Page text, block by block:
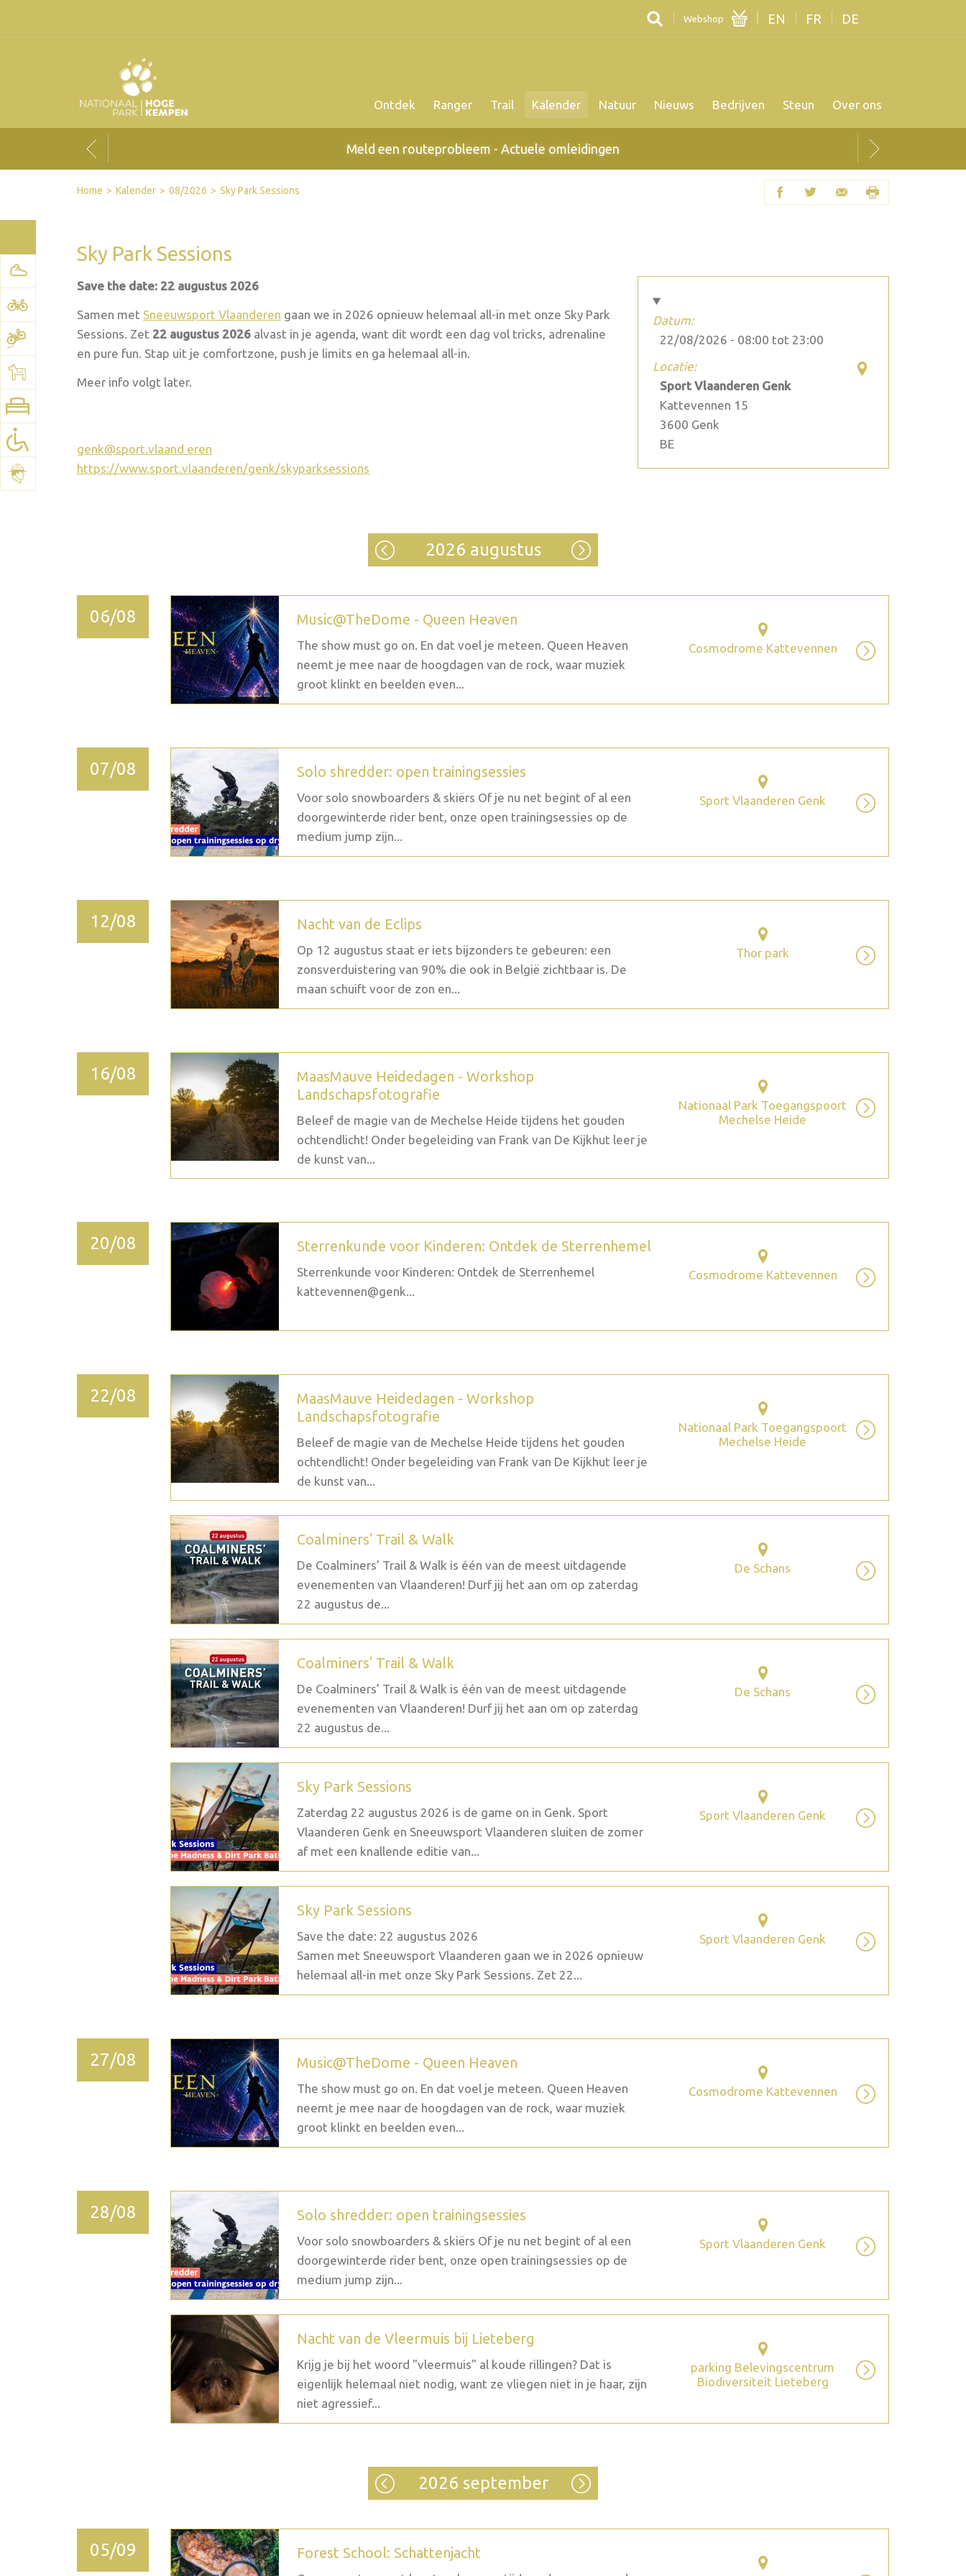
Webshop EN FR DE
Ontdek Ranger Trail Kalender Natuur Nieuws Bedrijven Steun Over ons
Meld een routeprobleem - Actuele omleidingen
FacebookTwitterSend by email
Printer-friendly version
Home Kalender 08/2026 Sky Park Sessions
Sky Park Sessions
Datum:
22/08/2026 - 08:00 tot 23:00
Locatie:
Sport Vlaanderen Genk
Kattevennen 15
3600 Genk
BE
Save the date: 22 augustus 2026
Samen met Sneeuwsport Vlaanderen gaan we in 2026 opnieuw helemaal all-in met onze Sky Park
Sessions. Zet 22 augustus 2026 alvast in je agenda, want dit wordt een dag vol tricks, adrenaline
en pure fun. Stap uit je comfortzone, push je limits en ga helemaal all-in.
Meer info volgt later.
genk@sport.vlaand eren
https://www.sport.vlaanderen/genk/skyparksessions
2026 augustus
06/08 Music@TheDome - Queen Heaven
The show must go on. En dat voel je meteen. Queen Heaven
neemt je mee naar de hoogdagen van de rock, waar muziek
groot klinkt en beelden even...
Cosmodrome Kattevennen
07/08 Solo shredder: open trainingsessies
Voor solo snowboarders & skiërs Of je nu net begint of al een
doorgewinterde rider bent, onze open trainingsessies op de
medium jump zijn...
Sport Vlaanderen Genk
12/08 Nacht van de Eclips
Op 12 augustus staat er iets bijzonders te gebeuren: een
zonsverduistering van 90% die ook in België zichtbaar is. De
maan schuift voor de zon en...
Thor park
16/08
MaasMauve Heidedagen - Workshop
Landschapsfotografie
Beleef de magie van de Mechelse Heide tijdens het gouden
ochtendlicht! Onder begeleiding van Frank van De Kijkhut leer je
de kunst van...
Nationaal Park Toegangspoort
Mechelse Heide
20/08 Sterrenkunde voor Kinderen: Ontdek de Sterrenhemel
Sterrenkunde voor Kinderen: Ontdek de Sterrenhemel
kattevennen@genk...
Cosmodrome Kattevennen
22/08
MaasMauve Heidedagen - Workshop
Landschapsfotografie
Beleef de magie van de Mechelse Heide tijdens het gouden
ochtendlicht! Onder begeleiding van Frank van De Kijkhut leer je
de kunst van...
Nationaal Park Toegangspoort
Mechelse Heide
Coalminers' Trail & Walk
De Coalminers’ Trail & Walk is één van de meest uitdagende
evenementen van Vlaanderen! Durf jij het aan om op zaterdag
22 augustus de...
De Schans
Coalminers' Trail & Walk
De Coalminers’ Trail & Walk is één van de meest uitdagende
evenementen van Vlaanderen! Durf jij het aan om op zaterdag
22 augustus de...
De Schans
Sky Park Sessions
Zaterdag 22 augustus 2026 is de game on in Genk. Sport
Vlaanderen Genk en Sneeuwsport Vlaanderen sluiten de zomer
af met een knallende editie van...
Sport Vlaanderen Genk
Sky Park Sessions
Save the date: 22 augustus 2026
Samen met Sneeuwsport Vlaanderen gaan we in 2026 opnieuw
helemaal all-in met onze Sky Park Sessions. Zet 22...
Sport Vlaanderen Genk
27/08 Music@TheDome - Queen Heaven
The show must go on. En dat voel je meteen. Queen Heaven
neemt je mee naar de hoogdagen van de rock, waar muziek
groot klinkt en beelden even...
Cosmodrome Kattevennen
28/08 Solo shredder: open trainingsessies
Voor solo snowboarders & skiërs Of je nu net begint of al een
doorgewinterde rider bent, onze open trainingsessies op de
medium jump zijn...
Sport Vlaanderen Genk
Nacht van de Vleermuis bij Lieteberg
Krijg je bij het woord "vleermuis" al koude rillingen? Dat is
eigenlijk helemaal niet nodig, want ze vliegen niet in je haar, zijn
niet agressief...
parking Belevingscentrum
Biodiversiteit Lieteberg
2026 september
05/09 Forest School: Schattenjacht